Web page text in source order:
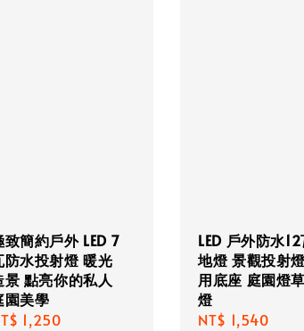
致簡約戶外 LED 7
防水投射燈 暖光
景 點亮你的私人
園美學
1,250
LED 戶外防水
地燈 景觀投射
用底座 庭園燈
燈
Regular
NT$ 1,540